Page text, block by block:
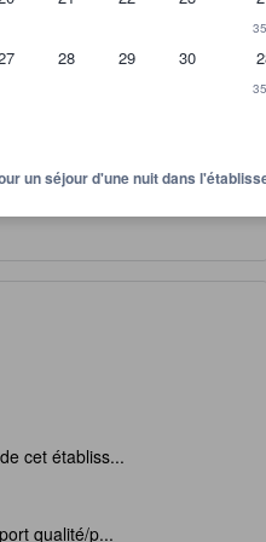
28 29 30
un séjour d'une nuit dans
cet établiss...
qualité/p...